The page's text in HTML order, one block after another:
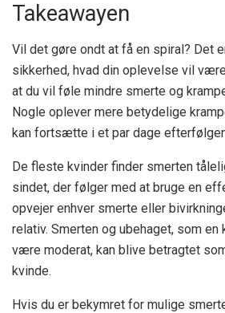
Takeawayen
Vil det gøre ondt at få en spiral? Det
sikkerhed, hvad din oplevelse vil
at du vil føle mindre smerte og
Nogle oplever mere betydelige
kan fortsætte i et par dage
De fleste kvinder finder smerten
sindet, der følger med at bruge en
opvejer enhver smerte eller
relativ. Smerten og ubehaget, som en
være moderat, kan blive betragtet
kvinde.
Hvis du er bekymret for mulige